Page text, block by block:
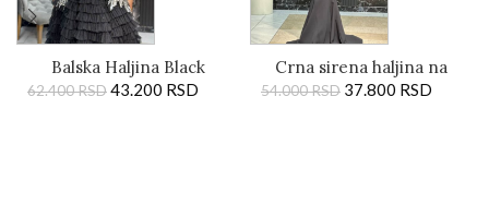
Balska Haljina Black
Diamond
62.400RSD43.200 RSD
Crna sirena haljina na
jedno rame sa cvetnim
54.000RSD 37.800 RSD